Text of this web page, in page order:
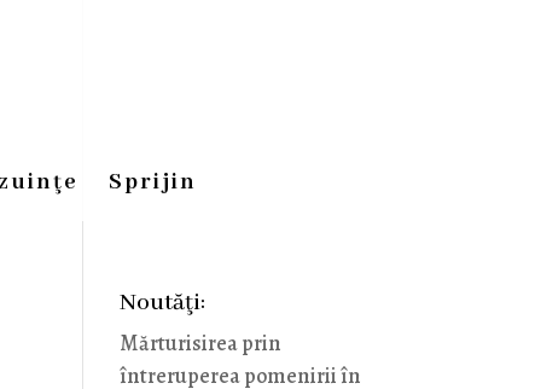
Sprijin
Noutăţi:
Mărturisirea prin
întreruperea pomenirii în